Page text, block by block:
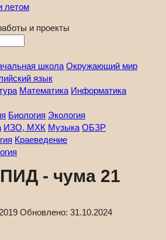
летом
и проекты
школа Окружающий мир
язык
Математика Информатика
Биология Экология
ИЗО, МХК Музыка ОБЗР
Краеведение
- чума 21
Обновлено: 31.10.2024